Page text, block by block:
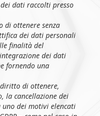
dati raccolti presso
di ottenere senza
dei dati personali
finalità del
dei dati
fornendo una
di ottenere,
la cancellazione dei
uno dei motivi elencati